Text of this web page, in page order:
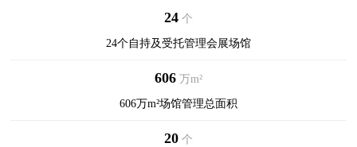
24 个
24个自持及受托管理会展场馆
606 万m²
606万m²场馆管理总面积
20 个